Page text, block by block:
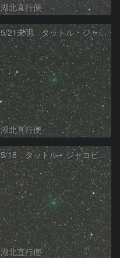
湖北直行便
5/21未明 タットル・ジャコビニ・クレサーク彗星（41P）
湖北直行便
5/18 タットル・ジャコビニ・クレサーク彗星（41P）
湖北直行便